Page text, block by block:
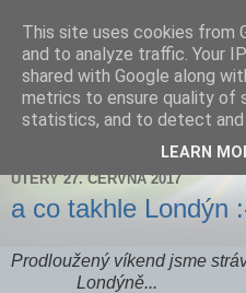
Zdenička
ÚTERÝ 27. ČERVNA 2017
a co takhle Londýn
Prodloužený víkend jsme
Londýně...
This site uses cookies from
and to analyze traffic. Your
shared with Google along
metrics to ensure quality of
statistics, and to detect and
LEARN